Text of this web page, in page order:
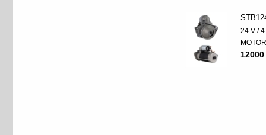
24 V /